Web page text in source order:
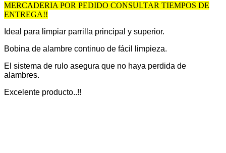
MERCADERIA POR PEDIDO CONSULTAR TIEMPOS DE
ENTREGA!!
Ideal para limpiar parrilla principal y superior.
Bobina de alambre continuo de fácil limpieza.
El sistema de rulo asegura que no haya perdida de
alambres.
Excelente producto..!!